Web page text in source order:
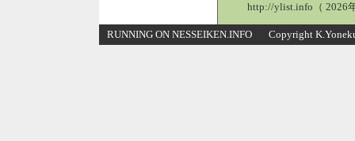
http://ylist.info（ 2026
RUNNING ON NESSEIKEN.INFO Copyright